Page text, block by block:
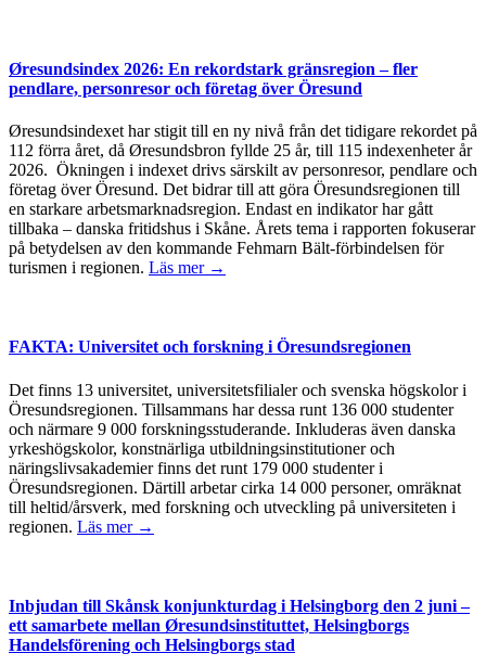
Øresundsindex 2026: En rekordstark gränsregion – fler
pendlare, personresor och företag över Öresund
Øresundsindexet har stigit till en ny nivå från det tidigare rekordet på
112 förra året, då Øresundsbron fyllde 25 år, till 115 indexenheter år
2026. Ökningen i indexet drivs särskilt av personresor, pendlare och
företag över Öresund. Det bidrar till att göra Öresundsregionen till
en starkare arbetsmarknadsregion. Endast en indikator har gått
tillbaka – danska fritidshus i Skåne. Årets tema i rapporten fokuserar
på betydelsen av den kommande Fehmarn Bält-förbindelsen för
turismen i regionen. Läs mer →
FAKTA: Universitet och forskning i Öresundsregionen
Det finns 13 universitet, universitetsfilialer och svenska högskolor i
Öresundsregionen. Tillsammans har dessa runt 136 000 studenter
och närmare 9 000 forskningsstuderande. Inkluderas även danska
yrkeshögskolor, konstnärliga utbildningsinstitutioner och
näringslivsakademier finns det runt 179 000 studenter i
Öresundsregionen. Därtill arbetar cirka 14 000 personer, omräknat
till heltid/årsverk, med forskning och utveckling på universiteten i
regionen. Läs mer →
Inbjudan till Skånsk konjunkturdag i Helsingborg den 2 juni –
ett samarbete mellan Øresundsinstituttet, Helsingborgs
Handelsförening och Helsingborgs stad